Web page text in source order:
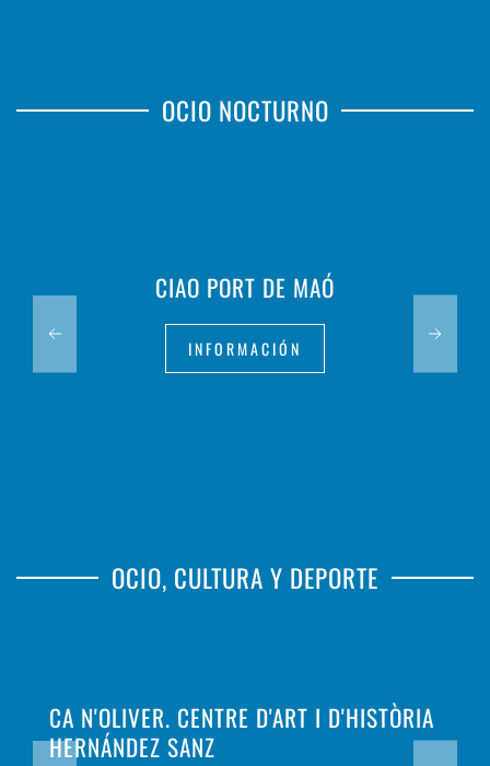
OCIO NOCTURNO
CIAO PORT DE MAÓ
INFORMACIÓN
OCIO, CULTURA Y DEPORTE
CA N'OLIVER. CENTRE D'ART I D'HISTÒRIA
HERNÁNDEZ SANZ